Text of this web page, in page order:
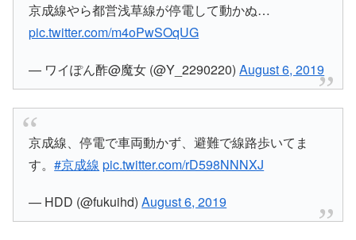
京成線やら都営浅草線が停電して動かぬ…
pic.twitter.com/m4oPwSOqUG
— ワイぽん酢@魔女 (@Y_2290220)August 6, 2019
京成線、停電で車両動かず、避難で線路歩いてま
す。#京成線 pic.twitter.com/rD598NNNXJ
— HDD (@fukuihd)August 6, 2019